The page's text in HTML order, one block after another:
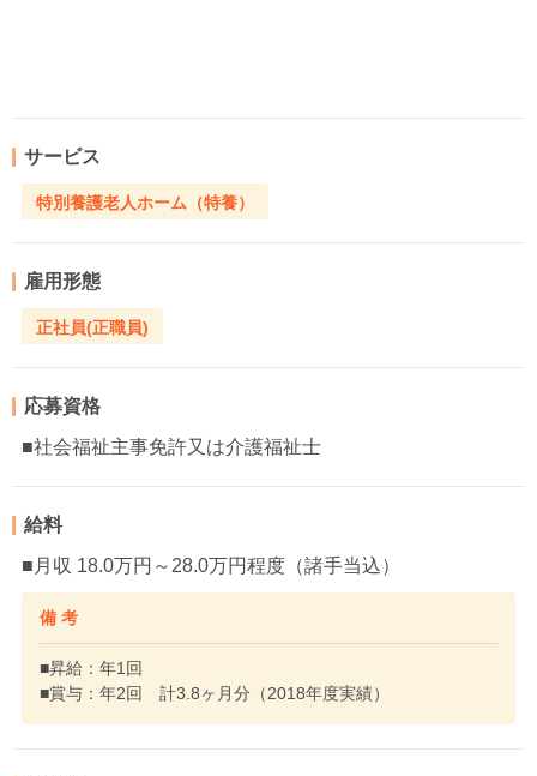
サービス
特別養護老人ホーム（特養）
雇用形態
正社員(正職員)
応募資格
■社会福祉主事免許又は介護福祉士
給料
■月収 18.0万円～28.0万円程度（諸手当込）
備 考
■昇給：年1回
■賞与：年2回 計3.8ヶ月分（2018年度実績）